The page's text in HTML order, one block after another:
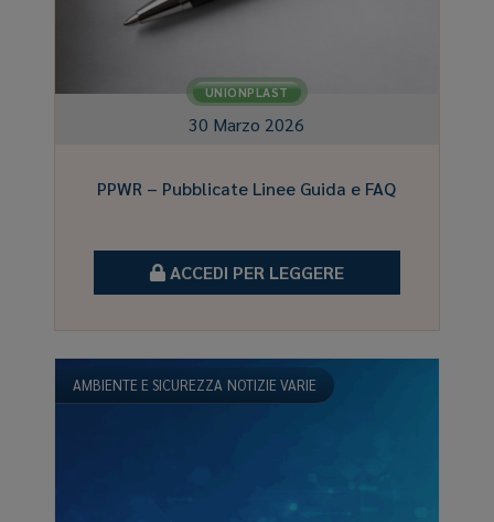
UNIONPLAST
30 Marzo 2026
PPWR – Pubblicate Linee Guida e FAQ
ACCEDI PER LEGGERE
AMBIENTE E SICUREZZA NOTIZIE VARIE